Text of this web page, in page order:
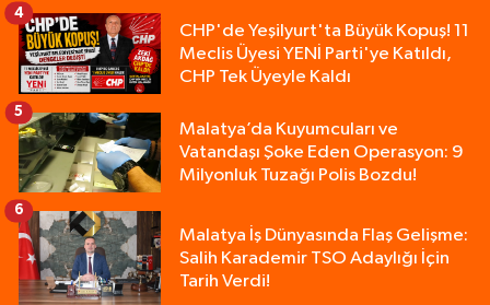
CHP'de Yeşilyurt'ta Büyük Kopuş! 11
Meclis Üyesi YENİ Parti'ye Katıldı,
CHP Tek Üyeyle Kaldı
4
Malatya’da Kuyumcuları ve
Vatandaşı Şoke Eden Operasyon: 9
Milyonluk Tuzağı Polis Bozdu!
5
Malatya İş Dünyasında Flaş Gelişme:
Salih Karademir TSO Adaylığı İçin
Tarih Verdi!
6